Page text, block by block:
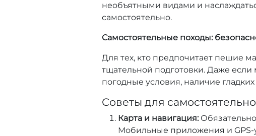
необъятными видами и
самостоятельно.
Самостоятельные походы:
Для тех, кто предпочитает пешие
тщательной подготовки. Даже
погодные условия, наличие
Советы для
Карта и навигация:
Мобильные приложения и